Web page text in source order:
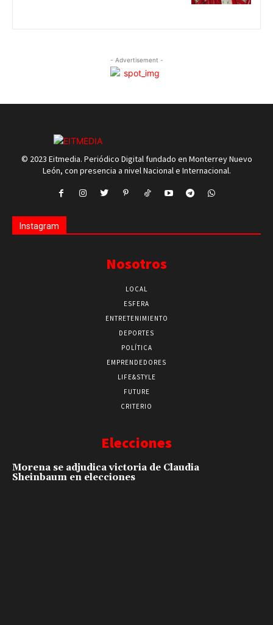
- Advertisement -
© 2023 Eitmedia. Periódico Digital fundado en Monterrey Nuevo
León, con presencia a nivel Nacional e Internacional.
Instagram
Nosotros
LOCAL
ESFERA
ENTRETENIMIENTO
DEPORTES
POLÍTICA
EMPRENDEDORES
LIFE&STYLE
FUTURE
CRITERIO
Elecciones
Morena se adjudica victoria de Claudia
Sheinbaum en elecciones